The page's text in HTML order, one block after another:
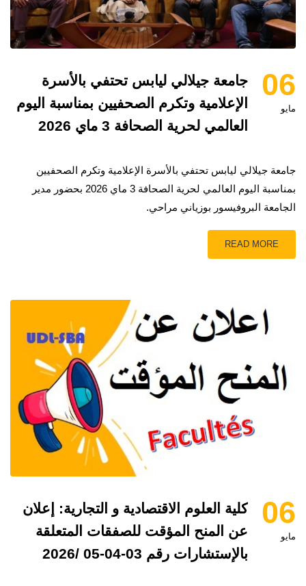
06
مايو
جامعة جيلالي ليابس تحتفي بالأسرة
الإعلامية وتكرم الصحفيين بمناسبة اليوم
العالمي لحرية الصحافة 3 ماي 2026
جامعة جيلالي ليابس تحتفي بالأسرة الإعلامية وتكرم الصحفيين
بمناسبة اليوم العالمي لحرية الصحافة 3 ماي 2026 بحضور مدير
الجامعة البروفيسور بوزياني مراحي.
READ MORE
06
مايو
كلية العلوم الاقتصادية و التجارية: إعلان
عن المنح المؤقت للصفقات المتعلقة
بالإستشارات رقم 03-04-05 /2026